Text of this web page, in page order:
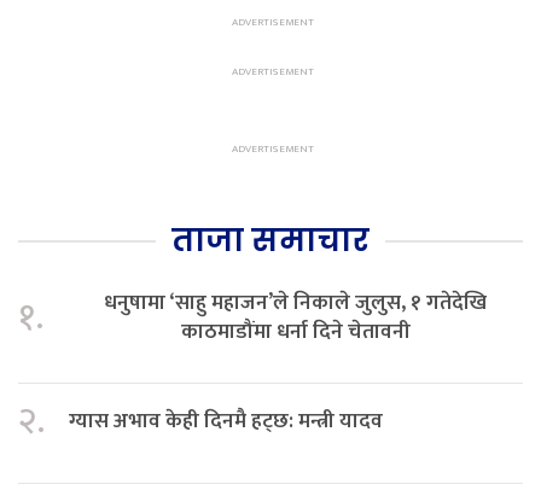
ताजा समाचार
१.
धनुषामा ‘साहु महाजन’ले निकाले जुलुस, १ गतेदेखि
काठमाडौंमा धर्ना दिने चेतावनी
२. ग्यास अभाव केही दिनमै हट्छ: मन्त्री यादव